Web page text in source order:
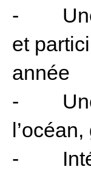
- Une
et
année
- Une
-